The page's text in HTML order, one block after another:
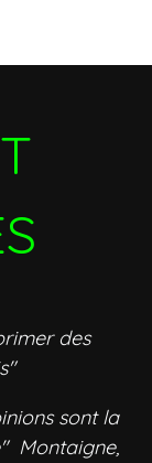
des
sont la
Montaigne,